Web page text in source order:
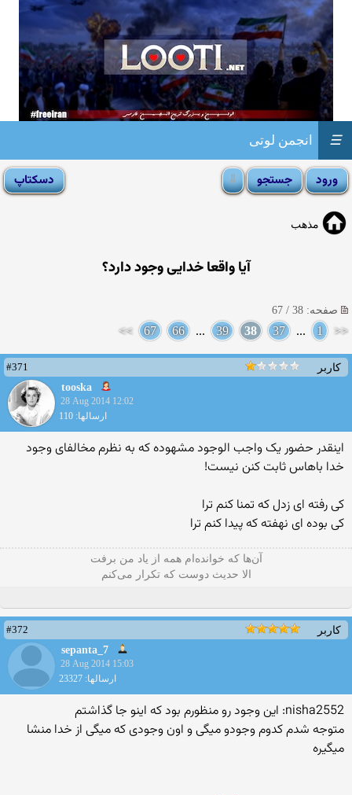
انجمن لوتی ☰
مذهب
آيا واقعا خدايى وجود دارد؟
صفحه: 38 / 67
<<
1
...
37
38
39
...
66
67
>>
کاربر
#371
tooska
28 Aug 2014 12:02
ارسالها: 110
اینقدر حضور یک واجب الوجود مشهوده که به نظرم مخالفای وجود
خدا باهاس ثابت کنن نیست!
کی رفته ای زدل که تمنا کنم ترا
کی بوده ای نهفته که پیدا کنم ترا
آن‌ها که خوانده‌ام همه از یاد من برفت
الا حدیث دوست که تکرار می‌کنم
کاربر
#372
sepanta_7
28 Aug 2014 15:03
ارسالها: 23327
nisha2552: این وجود رو منظورم بود که اینو جا گذاشتم
متوجه شدم کدوم وجودو میگی و اون وجودی که میگی از خدا منشا
میگیره